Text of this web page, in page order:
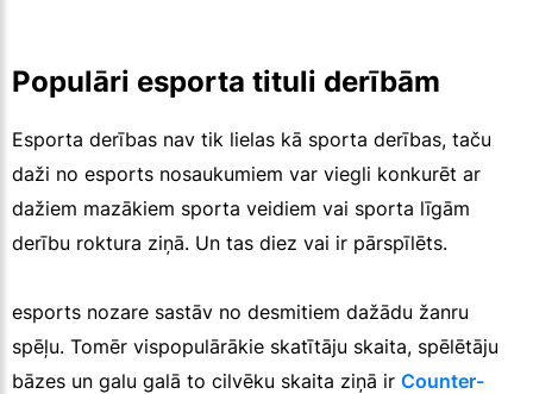
Populāri esporta tituli derībām
Esporta derības nav tik lielas kā sporta derības, taču
daži no esports nosaukumiem var viegli konkurēt ar
dažiem mazākiem sporta veidiem vai sporta līgām
derību roktura ziņā. Un tas diez vai ir pārspīlēts.
esports nozare sastāv no desmitiem dažādu žanru
spēļu. Tomēr vispopulārākie skatītāju skaita, spēlētāju
bāzes un galu galā to cilvēku skaita ziņā ir Counter-